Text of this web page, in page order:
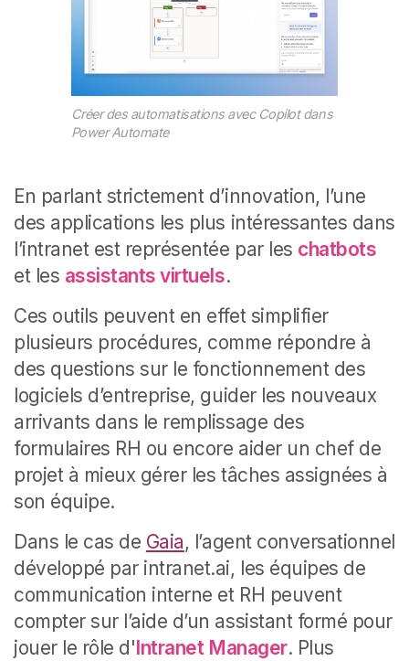
Créer des automatisations avec Copilot dans
Power Automate
En parlant strictement d’innovation, l’une
des applications les plus intéressantes dans
l’intranet est représentée par les chatbots
et les assistants virtuels.
Ces outils peuvent en effet simplifier
plusieurs procédures, comme répondre à
des questions sur le fonctionnement des
logiciels d’entreprise, guider les nouveaux
arrivants dans le remplissage des
formulaires RH ou encore aider un chef de
projet à mieux gérer les tâches assignées à
son équipe.
Dans le cas de Gaia, l’agent conversationnel
développé par intranet.ai, les équipes de
communication interne et RH peuvent
compter sur l’aide d’un assistant formé pour
jouer le rôle d'Intranet Manager. Plus